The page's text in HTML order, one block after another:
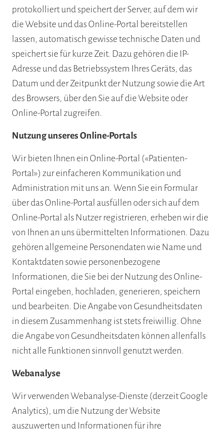
protokolliert und speichert der Server, auf dem wir
die Website und das Online-Portal bereitstellen
lassen, automatisch gewisse technische Daten und
speichert sie für kurze Zeit. Dazu gehören die IP-
Adresse und das Betriebssystem Ihres Geräts, das
Datum und der Zeitpunkt der Nutzung sowie die Art
des Browsers, über den Sie auf die Website oder
Online-Portal zugreifen.
Nutzung unseres Online-Portals
Wir bieten Ihnen ein Online-Portal («Patienten-
Portal») zur einfacheren Kommunikation und
Administration mit uns an. Wenn Sie ein Formular
über das Online-Portal ausfüllen oder sich auf dem
Online-Portal als Nutzer registrieren, erheben wir die
von Ihnen an uns übermittelten Informationen. Dazu
gehören allgemeine Personendaten wie Name und
Kontaktdaten sowie personenbezogene
Informationen, die Sie bei der Nutzung des Online-
Portal eingeben, hochladen, generieren, speichern
und bearbeiten. Die Angabe von Gesundheitsdaten
in diesem Zusammenhang ist stets freiwillig. Ohne
die Angabe von Gesundheitsdaten können allenfalls
nicht alle Funktionen sinnvoll genutzt werden.
Webanalyse
Wir verwenden Webanalyse-Dienste (derzeit Google
Analytics), um die Nutzung der Website
auszuwerten und Informationen für ihre